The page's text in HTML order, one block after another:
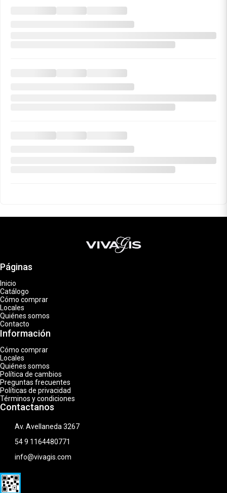
Páginas
Inicio
Catálogo
Cómo comprar
Locales
Quiénes somos
Contacto
Información
Cómo comprar
Locales
Quiénes somos
Política de cambios
Preguntas frecuentes
Políticas de privacidad
Términos y condiciones
Contactanos
Av. Avellaneda 3267
54 9 1164480771
info@vivagis.com